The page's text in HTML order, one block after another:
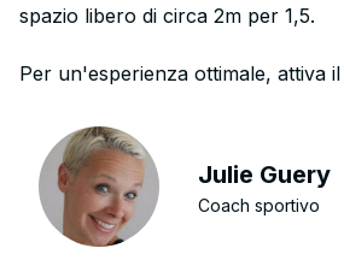
spazio libero di circa 2m per 1,5.
Per un'esperienza ottimale, attiva
Julie Guery
Coach sportivo